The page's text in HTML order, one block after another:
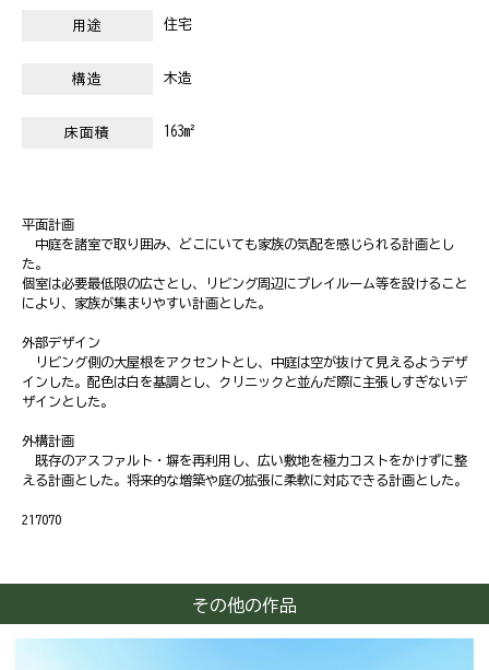
用途 住宅
構造 木造
床面積 163m²
平面計画
中庭を諸室で取り囲み、どこにいても家族の気配を感じられる計画とし
た。
個室は必要最低限の広さとし、リビング周辺にプレイルーム等を設けること
により、家族が集まりやすい計画とした。
外部デザイン
リビング側の大屋根をアクセントとし、中庭は空が抜けて見えるようデザ
インした。配色は白を基調とし、クリニックと並んだ際に主張しすぎないデ
ザインとした。
外構計画
既存のアスファルト・塀を再利用し、広い敷地を極力コストをかけずに整
える計画とした。将来的な増築や庭の拡張に柔軟に対応できる計画とした。
217070
その他の作品